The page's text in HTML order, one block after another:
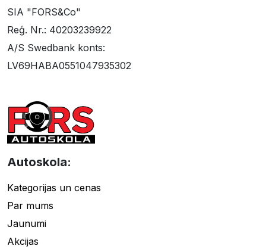
SIA "FORS&Co"
Reģ. Nr.: 40203239922
A/S Swedbank konts:
LV69HABA0551047935302
Autoskola:
Kategorijas un cenas
Par mums
Jaunumi
Akcijas